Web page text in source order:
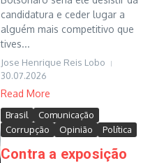
candidatura e ceder lugar a
alguém mais competitivo que
tives...
Jose Henrique Reis Lobo
30.07.2026
Read More
Brasil
Comunicação
Corrupção
Opinião Política
Contra a exposição